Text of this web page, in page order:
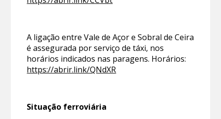
A ligação entre Vale de Açor e Sobral de Ceira
é assegurada por serviço de táxi, nos
horários indicados nas paragens. Horários:
https://abrir.link/QNdXR
Situação ferroviária